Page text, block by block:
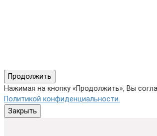
Продолжить
Нажимая на кнопку «Продолжить», Вы
Политикой конфиденциальности.
Закрыть